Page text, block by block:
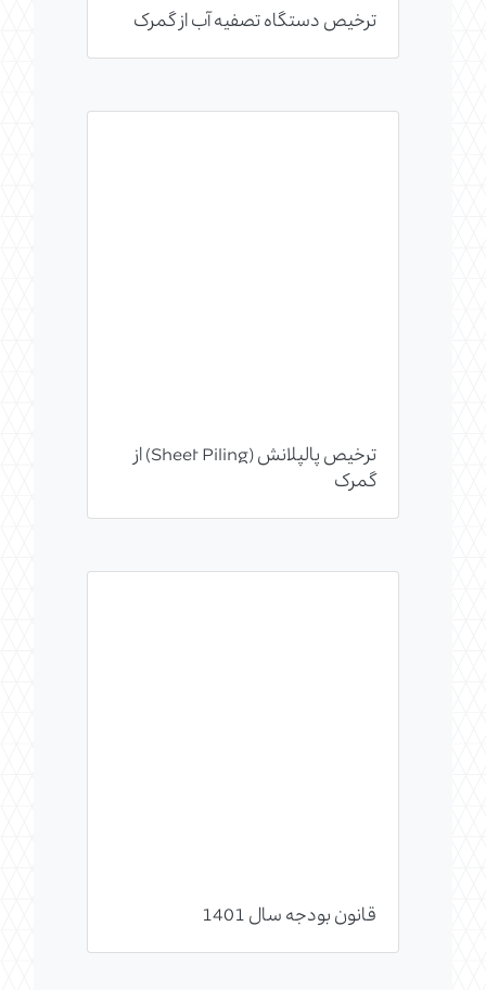
ترخیص دستگاه تصفیه آب از گمرک
ترخیص پالپلانش (Sheet Piling) از
گمرک
قانون بودجه سال 1401